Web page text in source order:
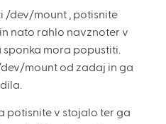
/dev/mount , potisnite
nato rahlo navznoter v
mora popustiti.
mount od zadaj in ga
potisnite v stojalo ter ga